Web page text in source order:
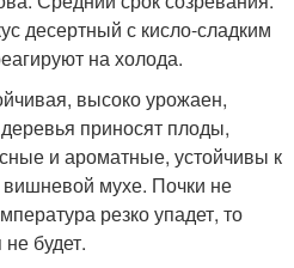
десертный с кисло-сладким
на холода.
высоко урожаен,
приносят плоды,
и ароматные, устойчивы к
мухе. Почки не
резко упадет, то
будет.